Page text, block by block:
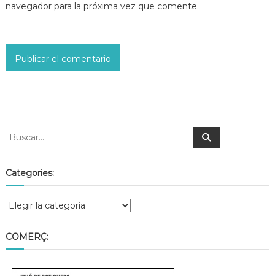
navegador para la próxima vez que comente.
Categories:
COMERÇ: